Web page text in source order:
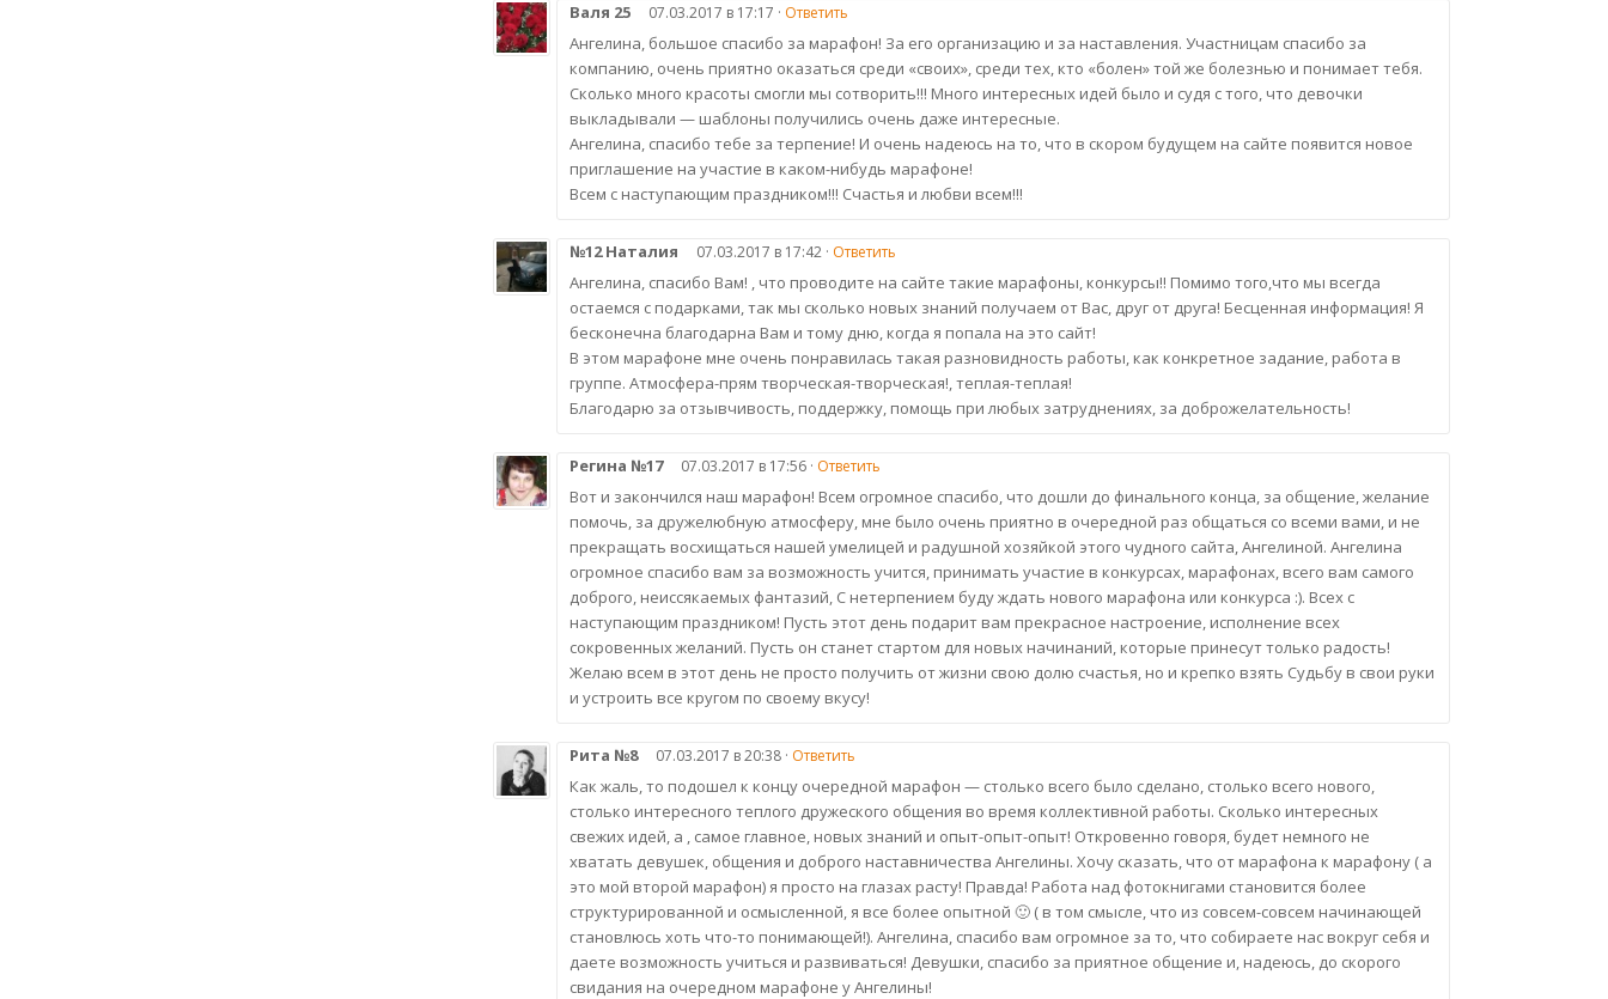
Валя 25 07.03.2017 в 17:17 · Ответить
Ангелина, большое спасибо за марафон! За его организацию и за наставления. Участницам спасибо за
компанию, очень приятно оказаться среди «своих», среди тех, кто «болен» той же болезнью и понимает тебя.
Сколько много красоты смогли мы сотворить!!! Много интересных идей было и судя с того, что девочки
выкладывали — шаблоны получились очень даже интересные.
Ангелина, спасибо тебе за терпение! И очень надеюсь на то, что в скором будущем на сайте появится новое
приглашение на участие в каком-нибудь марафоне!
Всем с наступающим праздником!!! Счастья и любви всем!!!
№12 Наталия 07.03.2017 в 17:42 · Ответить
Ангелина, спасибо Вам! , что проводите на сайте такие марафоны, конкурсы!! Помимо того,что мы всегда
остаемся с подарками, так мы сколько новых знаний получаем от Вас, друг от друга! Бесценная информация! Я
бесконечна благодарна Вам и тому дню, когда я попала на это сайт!
В этом марафоне мне очень понравилась такая разновидность работы, как конкретное задание, работа в
группе. Атмосфера-прям творческая-творческая!, теплая-теплая!
Благодарю за отзывчивость, поддержку, помощь при любых затруднениях, за доброжелательность!
Регина №17 07.03.2017 в 17:56 · Ответить
Вот и закончился наш марафон! Всем огромное спасибо, что дошли до финального конца, за общение, желание
помочь, за дружелюбную атмосферу, мне было очень приятно в очередной раз общаться со всеми вами, и не
прекращать восхищаться нашей умелицей и радушной хозяйкой этого чудного сайта, Ангелиной. Ангелина
огромное спасибо вам за возможность учится, принимать участие в конкурсах, марафонах, всего вам самого
доброго, неиссякаемых фантазий, С нетерпением буду ждать нового марафона или конкурса :). Всех с
наступающим праздником! Пусть этот день подарит вам прекрасное настроение, исполнение всех
сокровенных желаний. Пусть он станет стартом для новых начинаний, которые принесут только радость!
Желаю всем в этот день не просто получить от жизни свою долю счастья, но и крепко взять Судьбу в свои руки
и устроить все кругом по своему вкусу!
Рита №8 07.03.2017 в 20:38 · Ответить
Как жаль, то подошел к концу очередной марафон — столько всего было сделано, столько всего нового,
столько интересного теплого дружеского общения во время коллективной работы. Сколько интересных
свежих идей, а , самое главное, новых знаний и опыт-опыт-опыт! Откровенно говоря, будет немного не
хватать девушек, общения и доброго наставничества Ангелины. Хочу сказать, что от марафона к марафону ( а
это мой второй марафон) я просто на глазах расту! Правда! Работа над фотокнигами становится более
структурированной и осмысленной, я все более опытной 🙂 ( в том смысле, что из совсем-совсем начинающей
становлюсь хоть что-то понимающей!). Ангелина, спасибо вам огромное за то, что собираете нас вокруг себя и
даете возможность учиться и развиваться! Девушки, спасибо за приятное общение и, надеюсь, до скорого
свидания на очередном марафоне у Ангелины!